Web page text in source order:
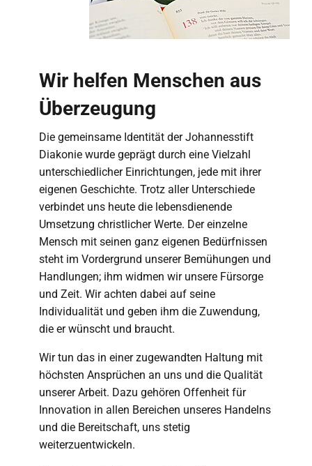
Wir helfen Menschen aus
Überzeugung
Die gemeinsame Identität der Johannesstift
Diakonie wurde geprägt durch eine Vielzahl
unterschiedlicher Einrichtungen, jede mit ihrer
eigenen Geschichte. Trotz aller Unterschiede
verbindet uns heute die lebensdienende
Umsetzung christlicher Werte. Der einzelne
Mensch mit seinen ganz eigenen Bedürfnissen
steht im Vordergrund unserer Bemühungen und
Handlungen; ihm widmen wir unsere Fürsorge
und Zeit. Wir achten dabei auf seine
Individualität und geben ihm die Zuwendung,
die er wünscht und braucht.
Wir tun das in einer zugewandten Haltung mit
höchsten Ansprüchen an uns und die Qualität
unserer Arbeit. Dazu gehören Offenheit für
Innovation in allen Bereichen unseres Handelns
und die Bereitschaft, uns stetig
weiterzuentwickeln.